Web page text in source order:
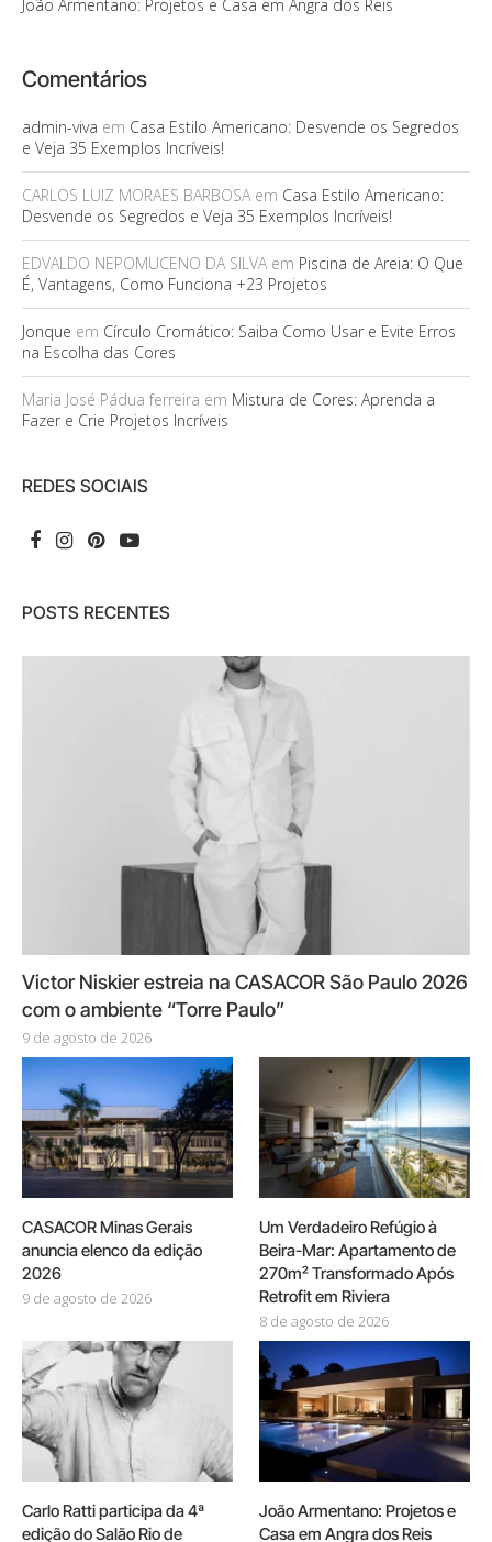
João Armentano: Projetos e Casa em Angra dos Reis
Comentários
admin-viva em Casa Estilo Americano: Desvende os Segredos
e Veja 35 Exemplos Incríveis!
CARLOS LUIZ MORAES BARBOSAem Casa Estilo Americano:
Desvende os Segredos e Veja 35 Exemplos Incríveis!
EDVALDO NEPOMUCENO DA SILVAem Piscina de Areia: O Que
É, Vantagens, Como Funciona +23 Projetos
Jonque em Círculo Cromático: Saiba Como Usar e Evite Erros
na Escolha das Cores
Maria José Pádua ferreira em Mistura de Cores: Aprenda a
Fazer e Crie Projetos Incríveis
REDES SOCIAIS
POSTS RECENTES
Victor Niskier estreia na CASACOR São Paulo 2026
com o ambiente “Torre Paulo”
9 de agosto de 2026
CASACOR Minas Gerais
anuncia elenco da edição
2026
9 de agosto de 2026
Um Verdadeiro Refúgio à
Beira-Mar: Apartamento de
270m² Transformado Após
Retrofit em Riviera
8 de agosto de 2026
Carlo Ratti participa da 4ª
edição do Salão Rio de
João Armentano: Projetos e
Casa em Angra dos Reis